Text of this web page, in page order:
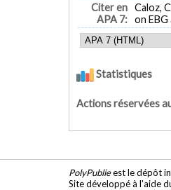
Citer en
APA 7:
Caloz,
on
Statistiques
Actions réservées
PolyPublieest le dépôt
Site développé à l'aide